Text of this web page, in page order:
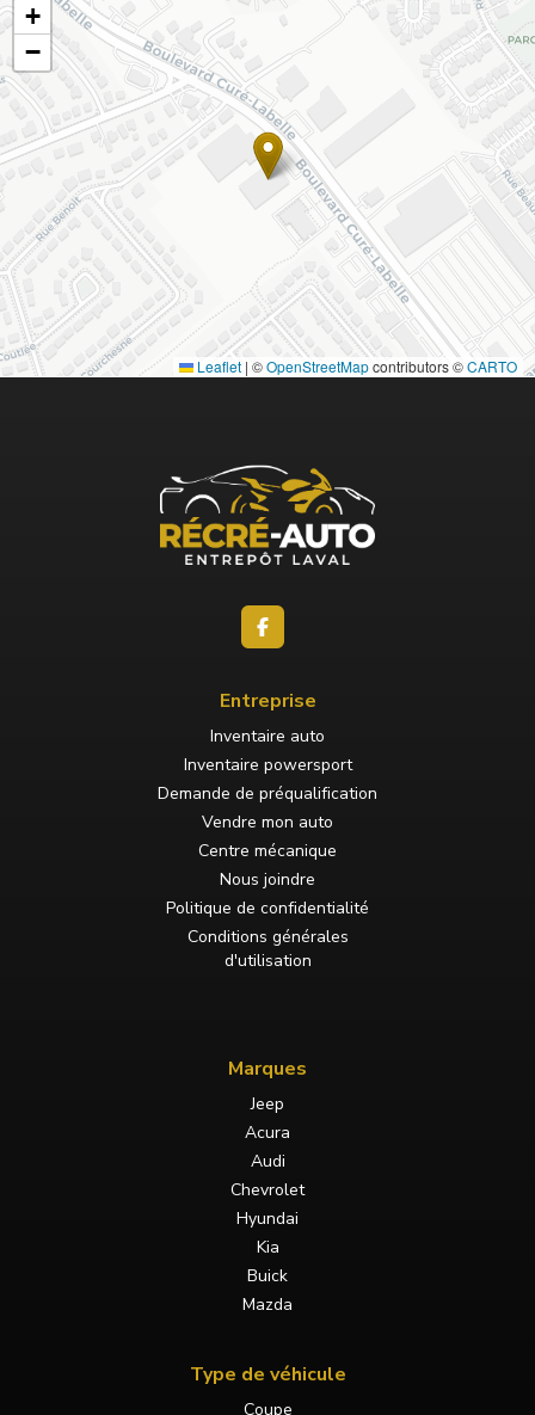
+
−
Leaflet | ©OpenStreetMapcontributors ©CARTO
Entreprise
Inventaire auto
Inventaire powersport
Demande de préqualification
Vendre mon auto
Centre mécanique
Nous joindre
Politique de confidentialité
Conditions générales
d'utilisation
Marques
Jeep
Acura
Audi
Chevrolet
Hyundai
Kia
Buick
Mazda
Type de véhicule
Coupe